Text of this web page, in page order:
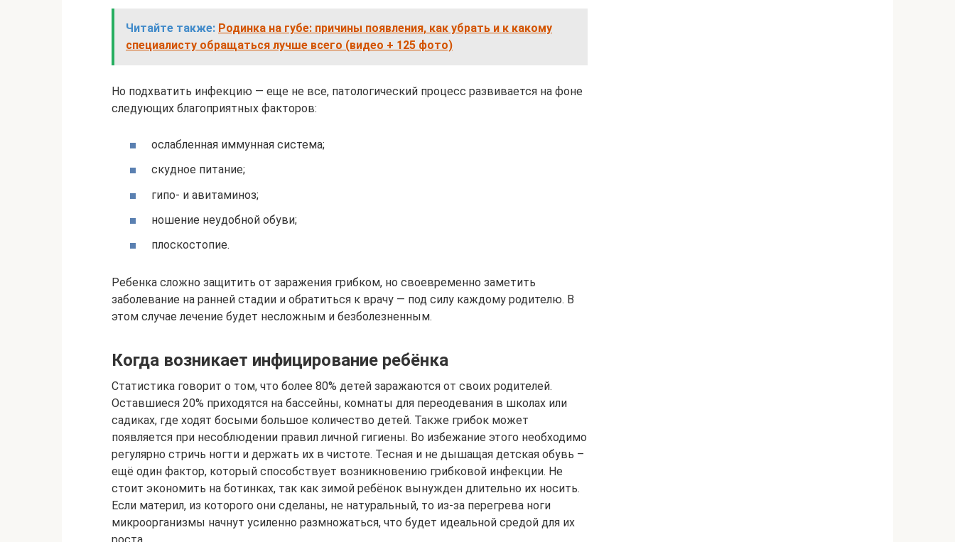
Читайте также: Родинка на губе: причины появления, как убрать и к какому
специалисту обращаться лучше всего (видео + 125 фото)
Но подхватить инфекцию — еще не все, патологический процесс развивается на фоне
следующих благоприятных факторов:
ослабленная иммунная система;
скудное питание;
гипо- и авитаминоз;
ношение неудобной обуви;
плоскостопие.
Ребенка сложно защитить от заражения грибком, но своевременно заметить
заболевание на ранней стадии и обратиться к врачу — под силу каждому родителю. В
этом случае лечение будет несложным и безболезненным.
Когда возникает инфицирование ребёнка
Статистика говорит о том, что более 80% детей заражаются от своих родителей.
Оставшиеся 20% приходятся на бассейны, комнаты для переодевания в школах или
садиках, где ходят босыми большое количество детей. Также грибок может
появляется при несоблюдении правил личной гигиены. Во избежание этого необходимо
регулярно стричь ногти и держать их в чистоте. Тесная и не дышащая детская обувь –
ещё один фактор, который способствует возникновению грибковой инфекции. Не
стоит экономить на ботинках, так как зимой ребёнок вынужден длительно их носить.
Если материл, из которого они сделаны, не натуральный, то из-за перегрева ноги
микроорганизмы начнут усиленно размножаться, что будет идеальной средой для их